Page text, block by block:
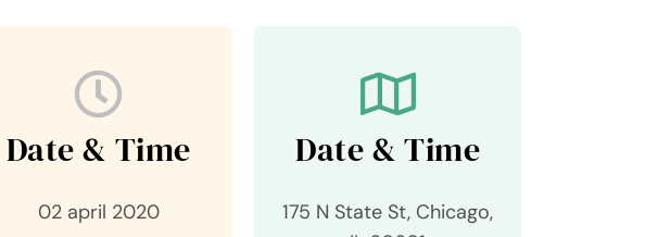
Date & Time
02 april 2020
Date & Time
175 N State St, Chicago,